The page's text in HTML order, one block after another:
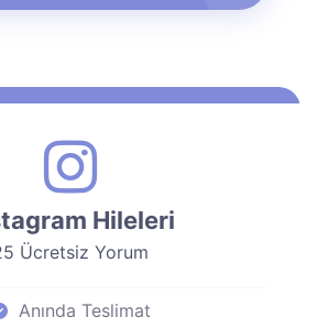
Hileleri
Ücretsiz Yorum
Anında Teslimat